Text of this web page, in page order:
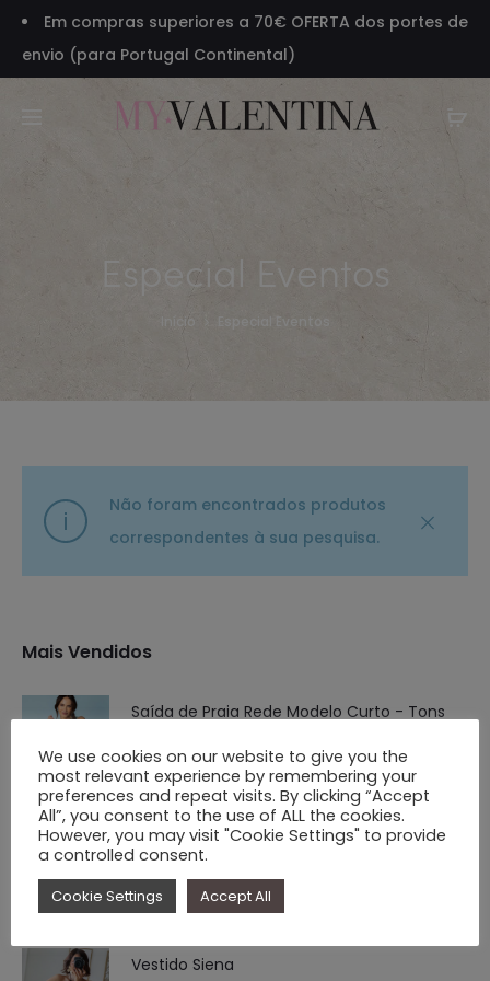
Em compras superiores a 70€ OFERTA dos portes de
envio (para Portugal Continental)
Especial Eventos
Início Especial Eventos
Não foram encontrados produtos
correspondentes à sua pesquisa.
Mais Vendidos
Saída de Praia Rede Modelo Curto - Tons
Azul/Verde água
€25.00O
preço
original
era:
€ 25.00.
€7.90 O
preço
atual
é:
€ 7.90.
Carteira Estruturada Retangular - Pele
€59.90
O
original
€39.90O
Vestido Siena
We use cookies on our website to give you the
most relevant experience by remembering your
preferences and repeat visits. By clicking “Accept
All”, you consent to the use of ALL the cookies.
However, you may visit "Cookie Settings" to provide
a controlled consent.
Cookie Settings Accept All